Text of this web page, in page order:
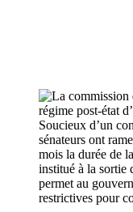
Soucieux d’un
sénateurs ont
mois la durée de
institué à la sortie
permet au
restrictives pour